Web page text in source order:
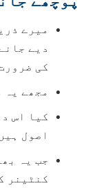
میرے
دیے
کی
مجھے یہ
کیا اس
اصول
جب یہ
کنٹینر